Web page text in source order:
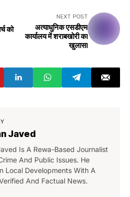
को
NEXT POST
अत्याधुनिक एसडीएम
कार्यालय में शराबखोरी का
खुलासा
Javed
Is A Rewa-Based Journalist
And Public Issues. He
Local Developments With A
And Factual News.